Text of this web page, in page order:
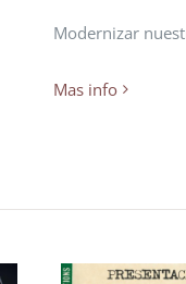
Modernizar
Mas info